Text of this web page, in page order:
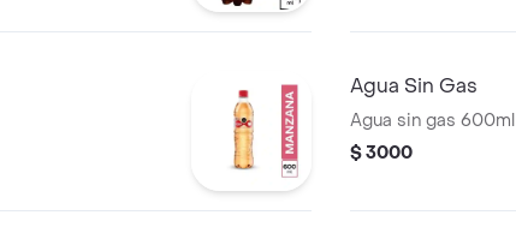
Agua Sin Gas
Agua sin gas 600ml
$ 3000